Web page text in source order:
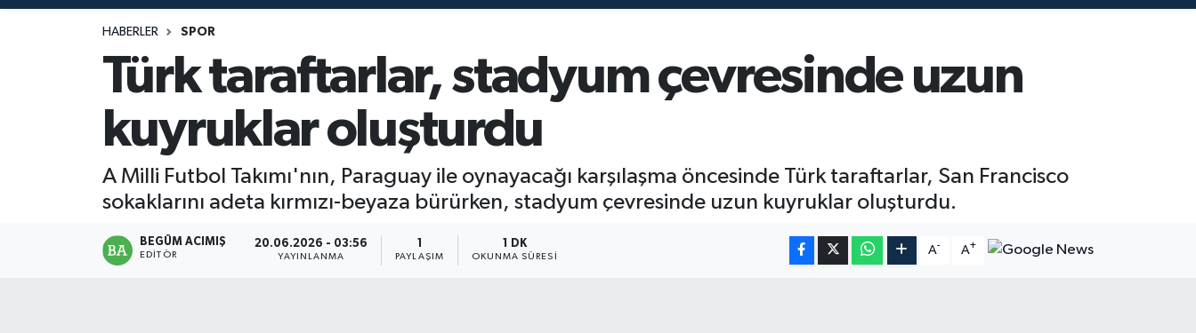
HABERLER SPOR
Türk taraftarlar, stadyum çevresinde uzun
kuyruklar oluşturdu
A Milli Futbol Takımı'nın, Paraguay ile oynayacağı karşılaşma öncesinde Türk taraftarlar, San Francisco
sokaklarını adeta kırmızı-beyaza bürürken, stadyum çevresinde uzun kuyruklar oluşturdu.
BEGÜM ACIMIŞ
EDITÖR
20.06.2026 - 03:56
YAYINLANMA PAYLAŞIM
1 DK
OKUNMA SÜRESI
A- A+
Magazin
Mersin Tarihi
Özel Haber
Politika
Resmi İlan